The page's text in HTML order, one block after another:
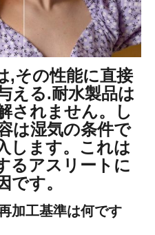
,その性能に直接
える.耐水製品は
されません。し
は湿気の条件で
します。これは
るアスリートに
です。
加工基準は何です